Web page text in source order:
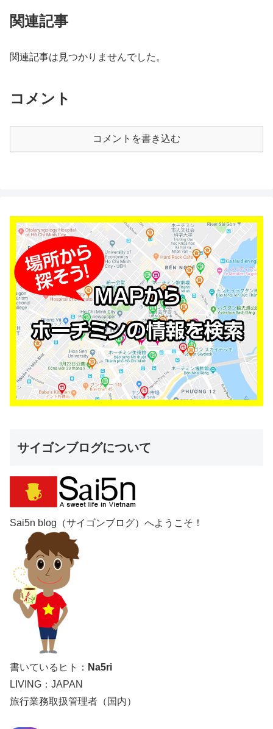
関連記事
関連記事は見つかりませんでした。
コメント
コメントを書き込む
サイゴンブログについて
Sai5n blog（サイゴンブログ）へようこそ！
書いているヒト： Na5ri
LIVING：JAPAN
旅行業務取扱管理者（国内）